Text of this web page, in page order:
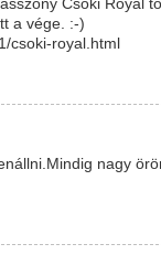
Csoki Royal
a vége. :-)
csoki-royal.html
nagy